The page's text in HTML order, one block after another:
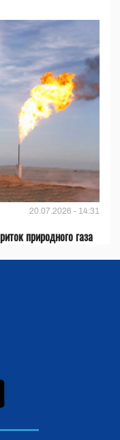
20.07.2026 - 14:31
природного газа